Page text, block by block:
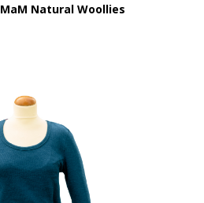
MaM Natural Woollies